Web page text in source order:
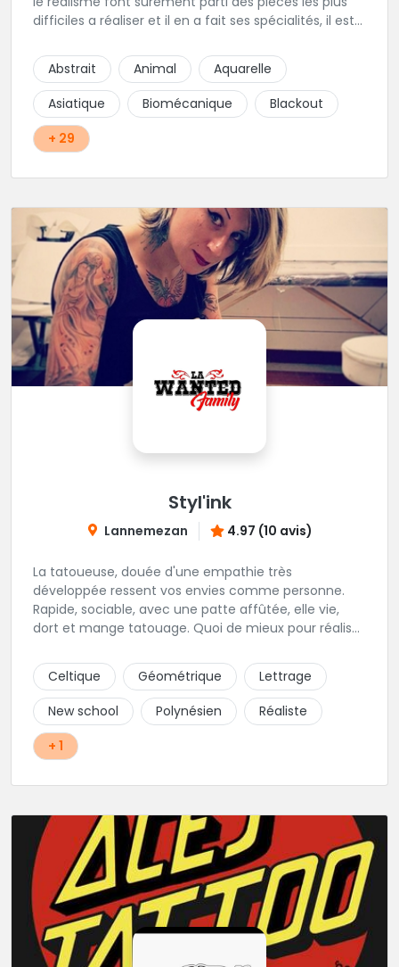
difficiles a réaliser et il en a fait ses spécialités, il est
religieux ou du chicanos. Romain son frère sera vous
combler par sa finesse pour des pièces comme le
mandala, l'ornemental ou la calligraphie pour le
bonheur des futurs tatoués. Il y a aussi Léa, Maureen,
Fat, Tom, Sento, Lily, des artistes hors normes. Il n'y a
qu'à regarder les pièces sélectionnées ici pour
Abstrait Animal
Aquarelle
Asiatique
Biomécanique
Blackout
+ 29
Styl'ink
Lannemezan 4.97 (10 avis)
La tatoueuse, douée d'une empathie très
développée ressent vos envies comme personne.
Rapide, sociable, avec une patte affûtée, elle vie,
dort et mange tatouage. Quoi de mieux pour réaliser
Celtique
Géométrique
Lettrage
New school
Polynésien
Réaliste
+ 1